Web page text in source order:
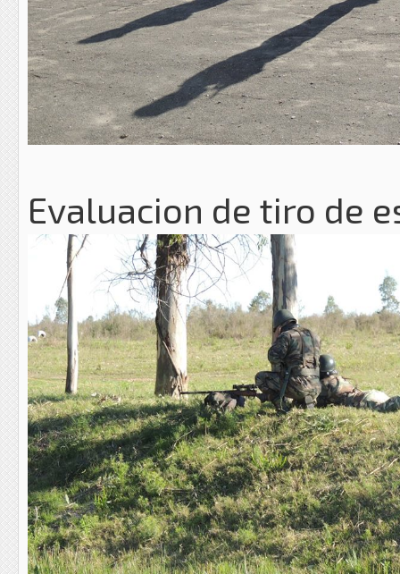
Evaluacion de tiro de